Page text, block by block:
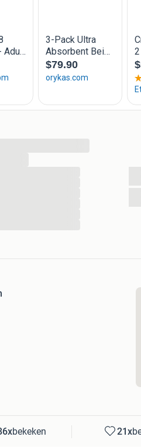
bekeken 21x